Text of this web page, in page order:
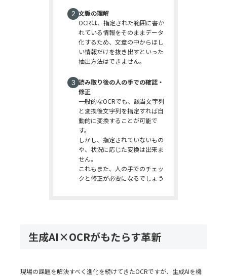
文脈の理解
OCRは、指定された範囲に書か
れている情報をそのままデータ
化するため、文章の中からほし
い情報だけを抜き出すといった
抽出方法はできません。
読み取り後の人の手での確認・
修正
一般的なOCRでも、該当文字列
と変換後文字列を指定すれば自
動的に変換することが可能で
す。
しかし、指定されていないもの
や、状況に応じた変換は出来ま
せん。
これもまた、人の手でのチェッ
クと修正が必要になるでしょう
生成AI×OCRがもたらす革新
現場の課題を解決すべく進化を続けてきたOCRですが、生成AIを機